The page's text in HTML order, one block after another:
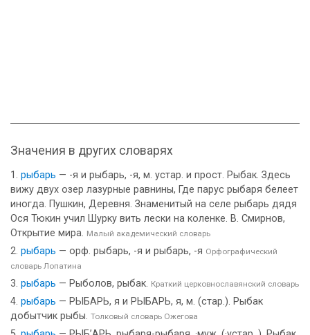
Значения в других словарях
рыбарь — -я и рыбарь, -я, м. устар. и прост. Рыбак. Здесь
вижу двух озер лазурные равнины, Где парус рыбаря белеет
иногда. Пушкин, Деревня. Знаменитый на селе рыбарь дядя
Ося Тюкин учил Шурку вить лески на коленке. В. Смирнов,
Открытие мира. Малый академический словарь
рыбарь — орф. рыбарь, -я и рыбарь, -я Орфографический
словарь Лопатина
рыбарь — Рыболов, рыбак. Краткий церковнославянский словарь
рыбарь — РЫБАРЬ, я и РЫБАРЬ, я, м. (стар.). Рыбак
добытчик рыбы. Толковый словарь Ожегова